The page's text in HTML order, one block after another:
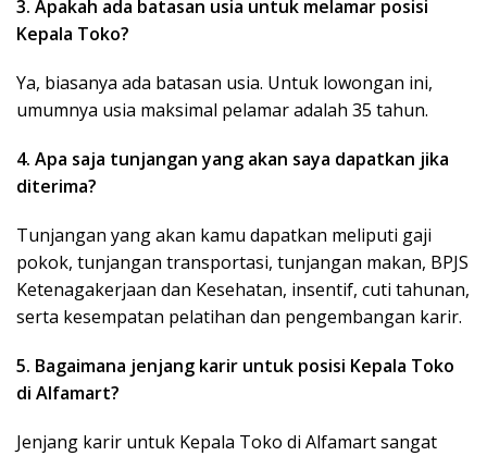
3. Apakah ada batasan usia untuk melamar posisi
Kepala Toko?
Ya, biasanya ada batasan usia. Untuk lowongan ini,
umumnya usia maksimal pelamar adalah 35 tahun.
4. Apa saja tunjangan yang akan saya dapatkan jika
diterima?
Tunjangan yang akan kamu dapatkan meliputi gaji
pokok, tunjangan transportasi, tunjangan makan, BPJS
Ketenagakerjaan dan Kesehatan, insentif, cuti tahunan,
serta kesempatan pelatihan dan pengembangan karir.
5. Bagaimana jenjang karir untuk posisi Kepala Toko
di Alfamart?
Jenjang karir untuk Kepala Toko di Alfamart sangat